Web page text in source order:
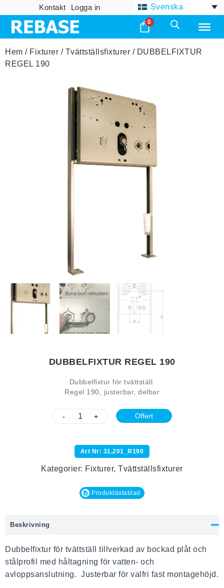
Kontakt Logga in Svenska
0
Hem / Fixturer / Tvättställsfixturer / DUBBELFIXTUR
REGEL 190
DUBBELFIXTUR REGEL 190
Dubbelfixtur för tvättställ.
Regel 190, justerbar, delbar
- + Offert
Art Nr: 31.201_R190
Kategorier: Fixturer,Tvättställsfixturer
Produktdatablad
Beskrivning
Dubbelfixtur för tvättställ tillverkad av bockad plåt och
stålprofil med håltagning för vatten- och
avloppsanslutning. Justerbar för valfri fast montagehöjd.